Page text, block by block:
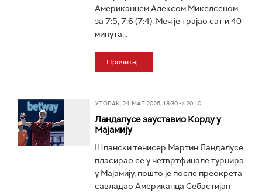
Американцем Алексом Микелсеном
за 7:5, 7:6 (7:4). Меч је трајао сат и 40
минута...
Прочитај
УТОРАК, 24. МАР 2026, 18:30 -> 20:10
Ландалусе зауставио Корду у
Мајамију
Шпански тенисер Мартин Ландалусе
пласирао се у четвртфинале турнира
у Мајамију, пошто је после преокрета
савладао Американца Себастијан